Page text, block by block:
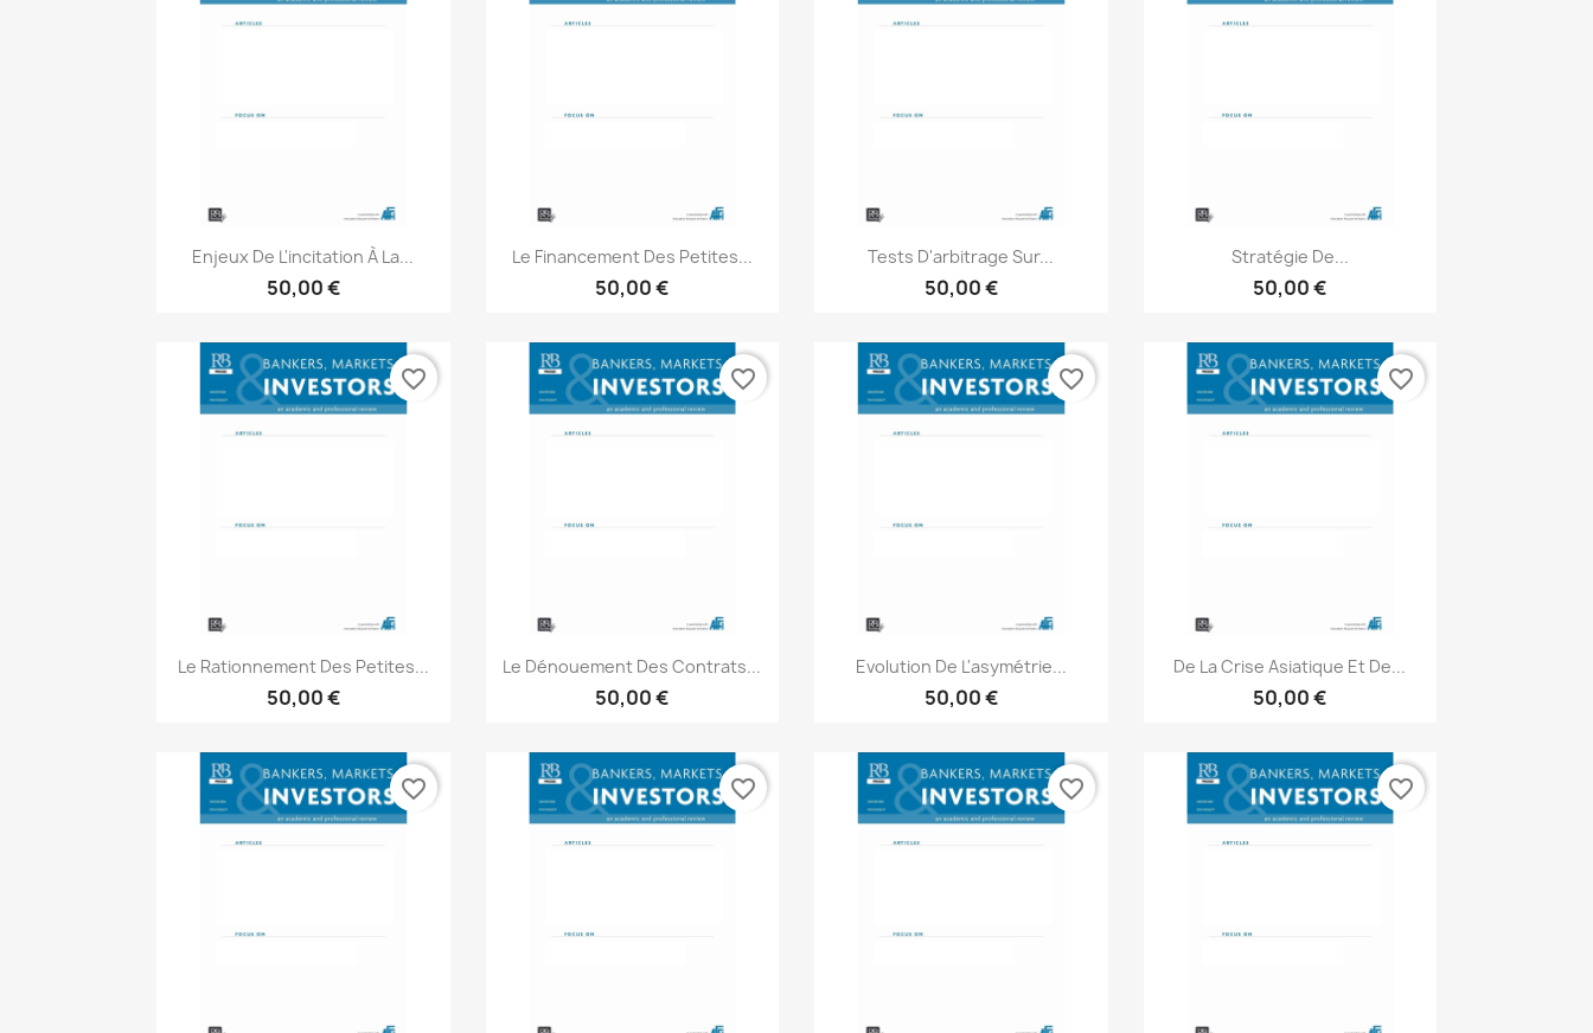
 Aperçu rapide
Enjeux De L'incitation À La...
50,00 €
Aperçu rapide
Le Financement Des Petites...
50,00 €
Aperçu rapide
Tests D'arbitrage Sur...
50,00 €
Aperçu rapide
Stratégie De...
50,00 €
Aperçu rapide
Le Rationnement Des Petites...
50,00 €
favorite_border
Aperçu rapide
Le Dénouement Des Contrats...
50,00 €
favorite_border
Aperçu rapide
Evolution De L'asymétrie...
50,00 €
favorite_border
Aperçu rapide
De La Crise Asiatique Et De...
50,00 €
favorite_border
favorite_border favorite_border favorite_border favorite_border